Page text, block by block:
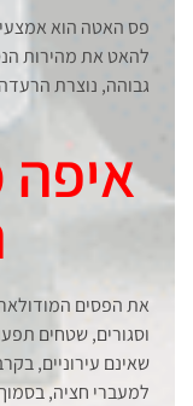
פס האטה הוא
להאט את מהירות
גבוהה, נוצרת
איפה
את הפסים
וסגורים, שטחים
שאינם עירוניים,
למעברי חציה, בסמוך